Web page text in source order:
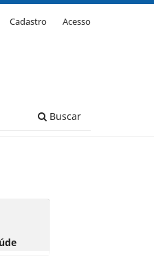
Buscar
Cadastro Acesso